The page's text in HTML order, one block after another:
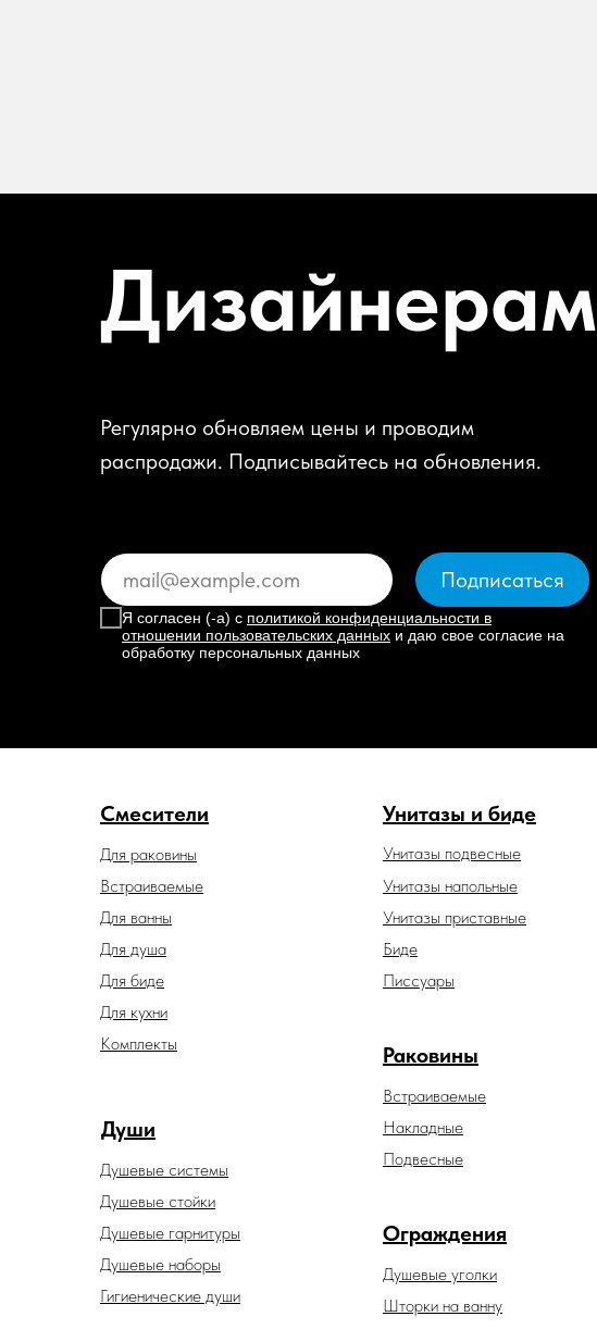
Дизайнерам
Регулярно обновляем цены и проводим
распродажи. Подписывайтесь на обновления.
Я согласен (-а) с политикой конфиденциальности в
отношении пользовательских данных и даю свое согласие на
обработку персональных данных
Подписаться
Смесители
Души
Душевые гарнитуры
Душевые системы
Гигиенические души
Душевые наборы
Унитазы и биде
Унитазы подвесные
Унитазы напольные
Унитазы приставные
Раковины
Встраиваемые
Накладные
Подвесные
Встраиваемые
Для биде
Для ванны
Для душа
Для раковины
Для кухни
Ограждения
Душевые уголки
Шторки на ванну
Душевые стойки
Биде
Комплекты
Писсуары